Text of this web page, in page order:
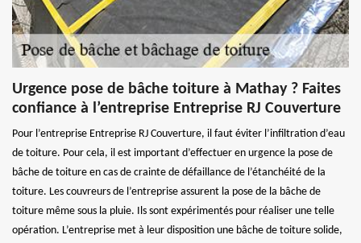
Urgence pose de bâche toiture à Mathay ? Faites
confiance à l’entreprise Entreprise RJ Couverture
Pour l’entreprise Entreprise RJ Couverture, il faut éviter l’infiltration d’eau
de toiture. Pour cela, il est important d’effectuer en urgence la pose de
bâche de toiture en cas de crainte de défaillance de l’étanchéité de la
toiture. Les couvreurs de l’entreprise assurent la pose de la bâche de
toiture même sous la pluie. Ils sont expérimentés pour réaliser une telle
opération. L’entreprise met à leur disposition une bâche de toiture solide,